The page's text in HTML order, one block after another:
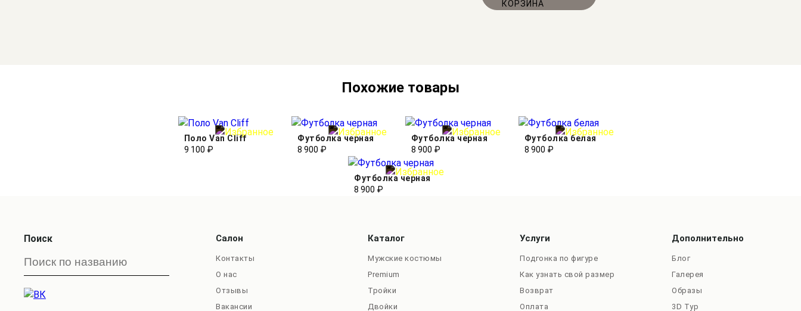
Похожие товары
Поло Van Cliff
9 100 ₽
Футболка черная
8 900 ₽
Футболка черная
8 900 ₽
Футболка белая
8 900 ₽
Футболка черная
8 900 ₽
Поиск Салон
Контакты
О нас
Отзывы
Вакансии
Каталог
Мужские костюмы
Premium
Тройки
Двойки
Услуги
Подгонка по фигуре
Как узнать свой размер
Возврат
Оплата
Дополнительно
Блог
Галерея
Образы
3D Тур